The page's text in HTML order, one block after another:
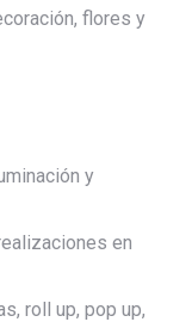
flores y
y
en
roll up, pop up,